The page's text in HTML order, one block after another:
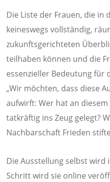
Die Liste der Frauen, die in
keineswegs vollständig,
zukunftsgerichteten
teilhaben können und die
essenzieller Bedeutung für
„Wir möchten, dass diese
aufwirft: Wer hat an
tatkräftig ins Zeug gelegt?
Nachbarschaft Frieden
Die Ausstellung selbst
Schritt wird sie online